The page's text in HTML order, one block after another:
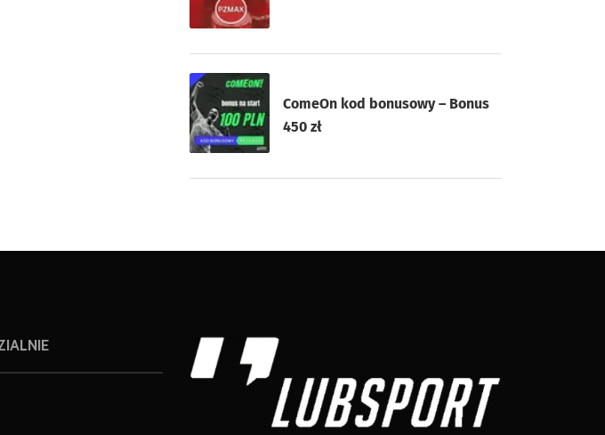
ComeOn kod bonusowy – Bonus
450 zł